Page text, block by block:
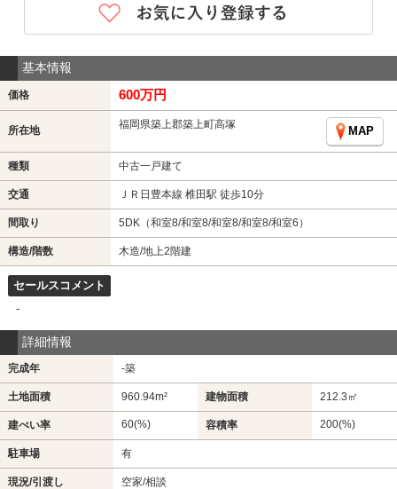
基本情報
価格 600万円
所在地 福岡県築上郡築上町高塚
MAP
種類 中古一戸建て
交通 ＪＲ日豊本線 椎田駅 徒歩10分
間取り 5DK（和室8/和室8/和室8/和室8/和室6）
構造/階数 木造/地上2階建
セールスコメント
-
詳細情報
完成年 -築
土地面積 960.94m² 建物面積 212.3㎡
建ぺい率 60(%) 容積率 200(%)
駐車場 有
現況/引渡し 空家/相談